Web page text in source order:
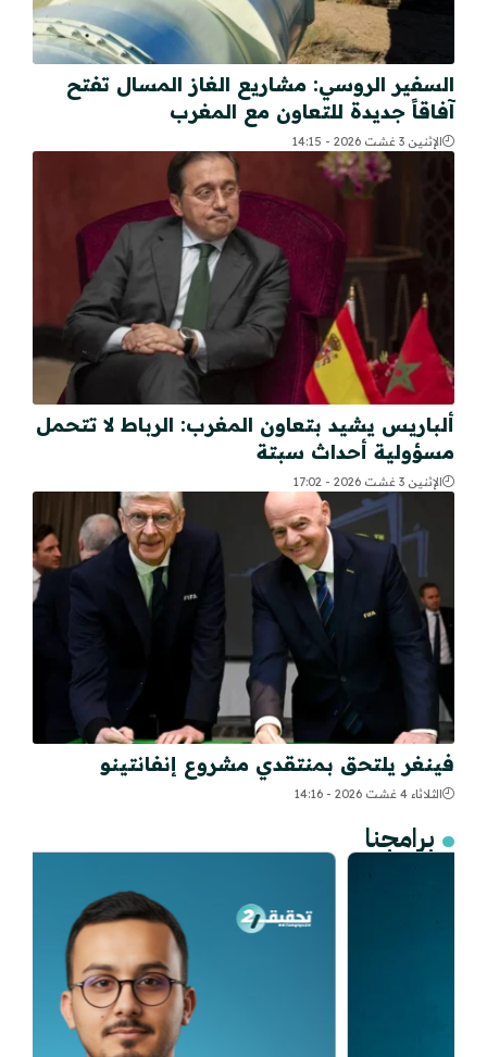
السفير الروسي: مشاريع الغاز المسال تفتح
آفاقاً جديدة للتعاون مع المغرب
الإثنين 3 غشت 2026 - 14:15
ألباريس يشيد بتعاون المغرب: الرباط لا تتحمل
مسؤولية أحداث سبتة
الإثنين 3 غشت 2026 - 17:02
فينغر يلتحق بمنتقدي مشروع إنفانتينو
الثلاثاء 4 غشت 2026 - 14:16
برامجنا